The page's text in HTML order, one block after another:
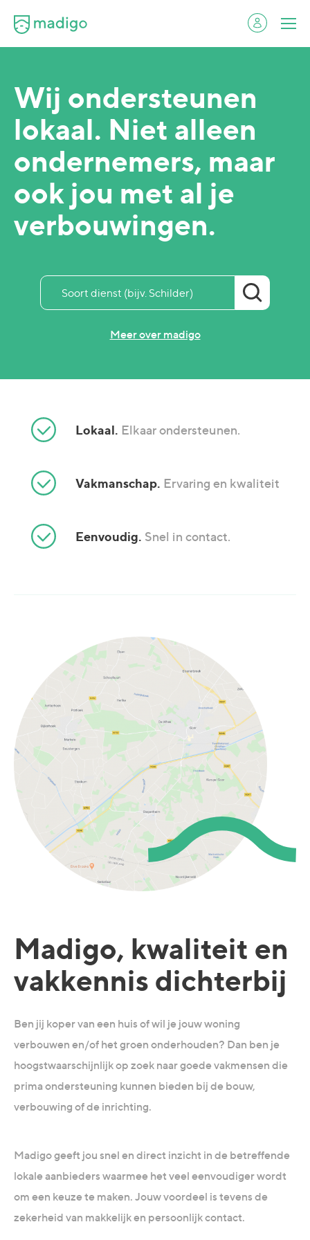
Wij ondersteunen
lokaal. Niet alleen
ondernemers, maar
ook jou met al je
verbouwingen.
Meer over madigo
Lokaal. Elkaar ondersteunen.
Vakmanschap. Ervaring en kwaliteit
Eenvoudig. Snel in contact.
Madigo, kwaliteit en
vakkennis dichterbij
Ben jij koper van een huis of wil je jouw woning
verbouwen en/of het groen onderhouden? Dan ben je
hoogstwaarschijnlijk op zoek naar goede vakmensen die
prima ondersteuning kunnen bieden bij de bouw,
verbouwing of de inrichting.
Madigo geeft jou snel en direct inzicht in de betreffende
lokale aanbieders waarmee het veel eenvoudiger wordt
om een keuze te maken. Jouw voordeel is tevens de
zekerheid van makkelijk en persoonlijk contact.